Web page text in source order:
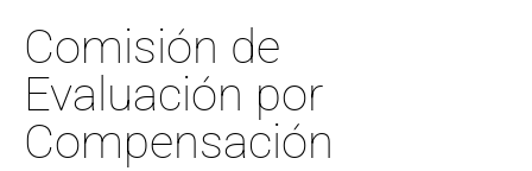
Comisión de
Evaluación por
Compensación